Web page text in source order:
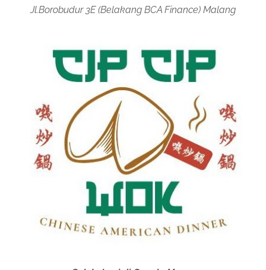
Jl.Borobudur 3E (Belakang BCA Finance) Malang